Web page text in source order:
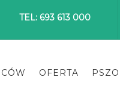
TEL: 693 613 000
OFERTA